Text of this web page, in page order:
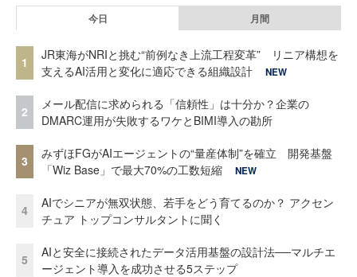
今日 月間
1
JR東海がNRIと挑む“前例なき上流工程変革” リニア構想を
支えるAI活用と変化に適応できる組織設計
NEW
2
メール配信に求められる「信頼性」は十分か？企業の
DMARC運用が失敗するワケとBIMI導入の勘所
3
みずほFGがAIエージェントの“量産体制”を確立 開発基盤
「Wiz Base」で最大70%の工数短縮
NEW
4
AIでシニアが無双状態、若手をどう育てるのか？ アクセン
チュア トップコンサルタントに聞く
5
AIと安全に接続されたデータ活用基盤の設計法──マルチエ
ージェント導入を成功させる5ステップ